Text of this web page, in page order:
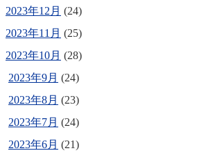
2023年12月 (24)
2023年11月 (25)
2023年10月 (28)
2023年9月 (24)
2023年8月 (23)
2023年7月 (24)
2023年6月 (21)